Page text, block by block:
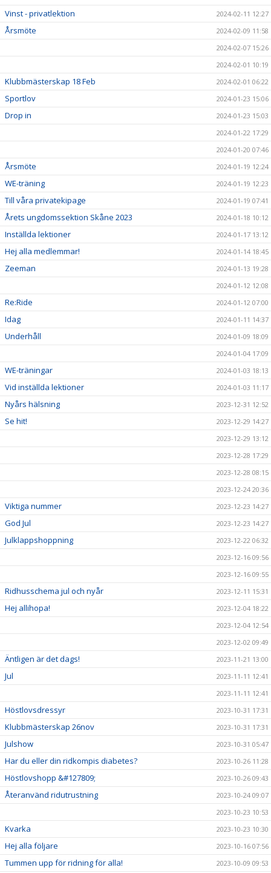
Vinst - privatlektion 2024-02-11 12:27
Årsmöte
2024-02-09 11:58
2024-02-07 15:26
2024-02-01 10:19
Klubbmästerskap 18 Feb 2024-02-01 06:22
Sportlov 2024-01-23 15:06
Drop in
2024-01-23 15:03
2024-01-22 17:29
2024-01-20 07:46
Årsmöte 2024-01-19 12:24
WE-träning 2024-01-19 12:23
Till våra privatekipage 2024-01-19 07:41
Årets ungdomssektion Skåne 2023 2024-01-18 10:12
Inställda lektioner 2024-01-17 13:12
Hej alla medlemmar! 2024-01-14 18:45
Zeeman
2024-01-13 19:28
2024-01-12 12:08
Re:Ride 2024-01-12 07:00
Idag 2024-01-11 14:37
Underhåll
2024-01-09 18:09
2024-01-04 17:09
WE-träningar 2024-01-03 18:13
Vid inställda lektioner 2024-01-03 11:17
Nyårs hälsning 2023-12-31 12:52
Se hit!
2023-12-29 14:27
2023-12-29 13:12
2023-12-28 17:29
2023-12-28 08:15
2023-12-24 20:36
Viktiga nummer 2023-12-23 14:27
God Jul 2023-12-23 14:27
Julklappshoppning
2023-12-22 06:32
2023-12-16 09:56
2023-12-16 09:55
Ridhusschema jul och nyår 2023-12-11 15:31
Hej allihopa!
2023-12-04 18:22
2023-12-04 12:54
2023-12-02 09:49
Äntligen är det dags! 2023-11-21 13:00
Jul
2023-11-11 12:41
2023-11-11 12:41
Höstlovsdressyr 2023-10-31 17:31
Klubbmästerskap 26nov 2023-10-31 17:31
Julshow 2023-10-31 05:47
Har du eller din ridkompis diabetes? 2023-10-26 11:28
Höstlovshopp &#127809; 2023-10-26 09:43
Återanvänd ridutrustning
2023-10-24 09:07
2023-10-23 10:53
Kvarka 2023-10-23 10:30
Hej alla följare 2023-10-16 07:56
Tummen upp för ridning för alla! 2023-10-09 09:53